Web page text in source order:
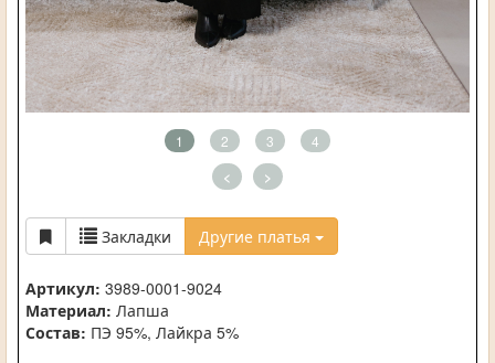
1 2 3 4
< >
Закладки Другие платья
Артикул: 3989-0001-9024
Материал: Лапша
Состав: ПЭ 95%, Лайкра 5%